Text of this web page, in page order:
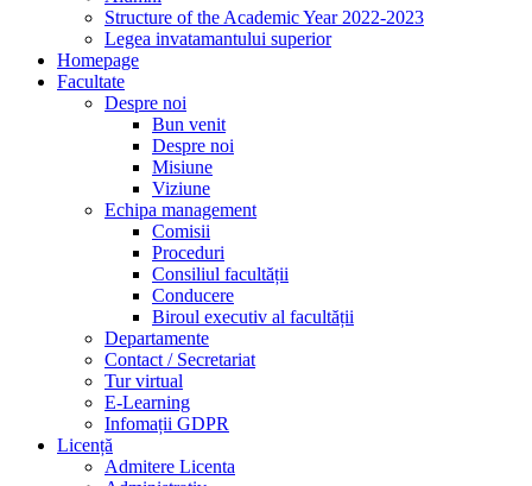
Structure of the Academic Year 2022-2023
Legea invatamantului superior
Homepage
Facultate
Despre noi
Bun venit
Despre noi
Misiune
Viziune
Echipa management
Comisii
Proceduri
Consiliul facultății
Conducere
Biroul executiv al facultății
Departamente
Contact / Secretariat
Tur virtual
E-Learning
Infomații GDPR
Licență
Admitere Licenta